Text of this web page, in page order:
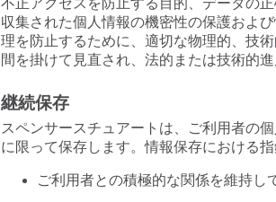
不正アクセスを防止する目的、データの
収集された個人情報の機密性の保護およ
理を防止するために、適切な物理的、技
間を掛けて見直され、法的または技術的
継続保存
スペンサースチュアートは、ご利用者の
に限って保存します。情報保存における
ご利用者との積極的な関係を維持し